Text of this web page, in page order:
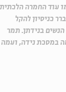
עוד החמרה הלכתית
כניסיון להקל
בנידתן. תמר
במסכת נידה, ועמה